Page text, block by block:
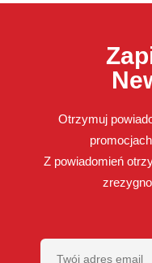
Otrzymuj
Z powiadomień